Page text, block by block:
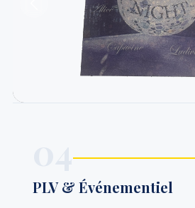
PLV & Événementiel